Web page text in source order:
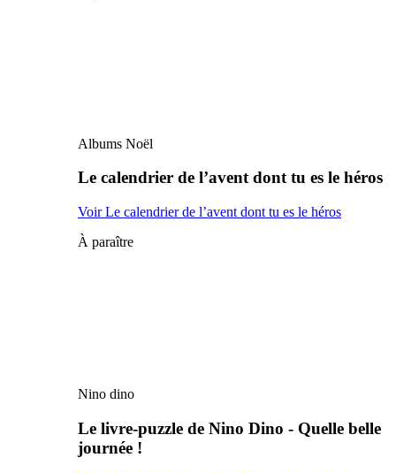
Albums Noël
Le calendrier de l’avent dont tu es le héros
Voir Le calendrier de l’avent dont tu es le héros
À paraître
Nino dino
Le livre-puzzle de Nino Dino - Quelle belle
journée !